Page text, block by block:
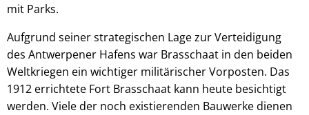
mit Parks.
Aufgrund seiner strategischen Lage zur Verteidigung
des Antwerpener Hafens war Brasschaat in den beiden
Weltkriegen ein wichtiger militärischer Vorposten. Das
1912 errichtete Fort Brasschaat kann heute besichtigt
werden. Viele der noch existierenden Bauwerke dienen